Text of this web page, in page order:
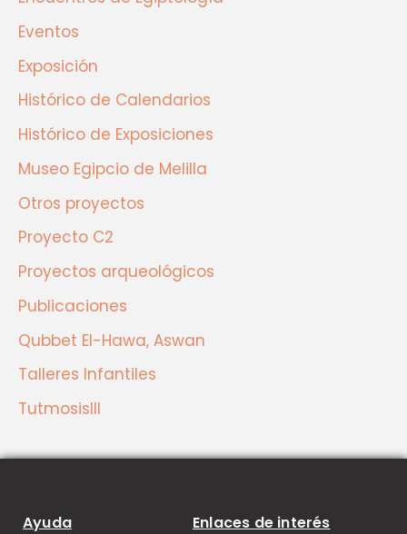
Eventos
Exposición
Histórico de Calendarios
Histórico de Exposiciones
Museo Egipcio de Melilla
Otros proyectos
Proyecto C2
Proyectos arqueológicos
Publicaciones
Qubbet El-Hawa, Aswan
Talleres Infantiles
TutmosisIII
Ayuda Enlaces de interés